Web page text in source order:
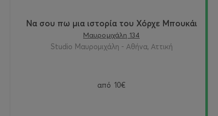
Να σου πω μια ιστορία του Χόρχε Μπουκάι
Μαυρομιχάλη 134
Studio Μαυρομιχάλη - Αθήνα, Αττική
από 10€